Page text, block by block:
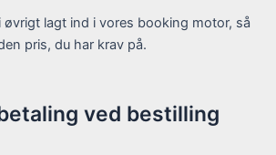
øvrigt lagt ind i vores booking motor, så
pris, du har krav på.
ved bestilling